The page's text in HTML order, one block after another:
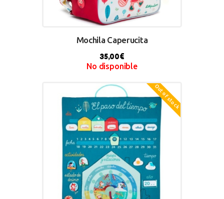
BUY NOW
Mochila Caperucita
35,00€
No disponible
Out of stock